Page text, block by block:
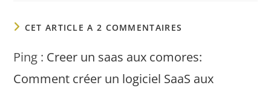
CET ARTICLE A 2 COMMENTAIRES
Ping : Creer un saas aux comores:
Comment créer un logiciel SaaS aux